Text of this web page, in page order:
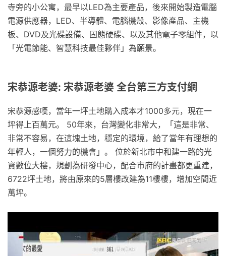
寺旁的小公寓，最早以LED為主要產品，後來開始製造電腦
電源供應器，LED、半導體、電腦機殼、影像產品、主機
板、DVD及光碟設備、固態硬碟、以及其他電子零組件，以
「光電節能、智慧科技最佳夥伴」為願景。
宋恭源老婆: 宋恭源老婆 全台第三方支付網
宋恭源感嘆，當年一坪土地購入成本才1000多元，現在一
坪得上百萬元。 50年來，台灣變化非常大，「這是非常、
非常不容易，在這塊土地，穩定的環境，給了當年有理想的
年輕人，一個努力的機會」。 位於新北市中和建一路的光
寶數位大樓，規劃為研發中心，配合市府的計畫都更重建，
6722坪土地，將由原來的5層樓改建為11樓樓，增加空間近
萬坪。